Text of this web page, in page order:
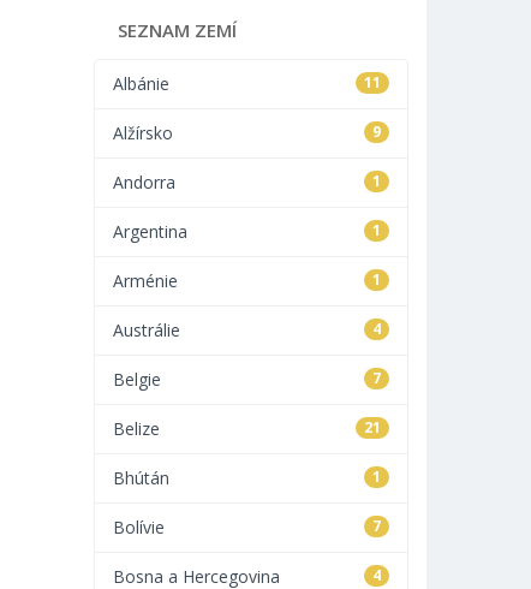
SEZNAM ZEMÍ
11
Albánie
9
Alžírsko
1
Andorra
1
Argentina
1
Arménie
4
Austrálie
7
Belgie
21
Belize
1
Bhútán
7
Bolívie
4
Bosna a Hercegovina